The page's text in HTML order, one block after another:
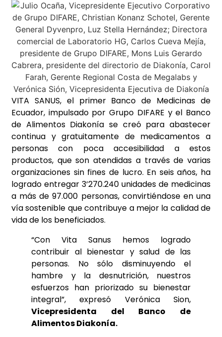
VITA SANUS, el primer Banco de Medicinas de
Ecuador, impulsado por Grupo DIFARE y el Banco
de Alimentos Diakonía se creó para abastecer
continua y gratuitamente de medicamentos a
personas con poca accesibilidad a estos
productos, que son atendidas a través de varias
organizaciones sin fines de lucro. En seis años, ha
logrado entregar 3’270.240 unidades de medicinas
a más de 97.000 personas, convirtiéndose en una
vía sostenible que contribuye a mejor la calidad de
vida de los beneficiados.
“Con Vita Sanus hemos logrado
contribuir al bienestar y salud de las
personas. No sólo disminuyendo el
hambre y la desnutrición, nuestros
esfuerzos han priorizado su bienestar
integral”, expresó Verónica Sion,
Vicepresidenta del Banco de
Alimentos Diakonía.